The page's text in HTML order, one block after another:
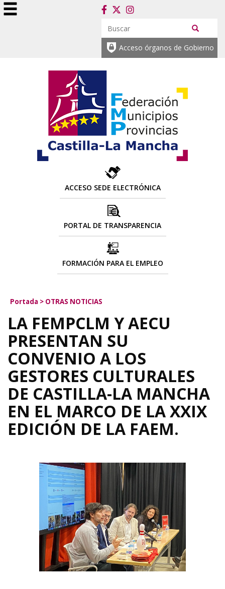
Acceso órganos de Gobierno
ACCESO SEDE ELECTRÓNICA
PORTAL DE TRANSPARENCIA
FORMACIÓN PARA EL EMPLEO
Portada > OTRAS NOTICIAS
LA FEMPCLM Y AECU
PRESENTAN SU
CONVENIO A LOS
GESTORES CULTURALES
DE CASTILLA-LA MANCHA
EN EL MARCO DE LA XXIX
EDICIÓN DE LA FAEM.